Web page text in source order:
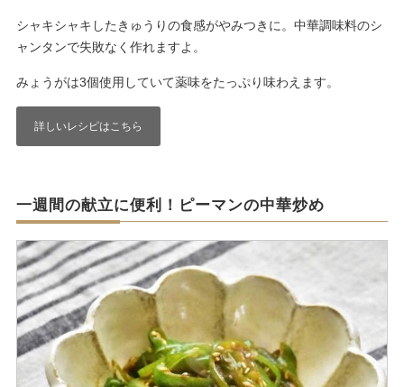
シャキシャキしたきゅうりの食感がやみつきに。中華調味料のシ
ャンタンで失敗なく作れますよ。
みょうがは3個使用していて薬味をたっぷり味わえます。
詳しいレシピはこちら
一週間の献立に便利！ピーマンの中華炒め